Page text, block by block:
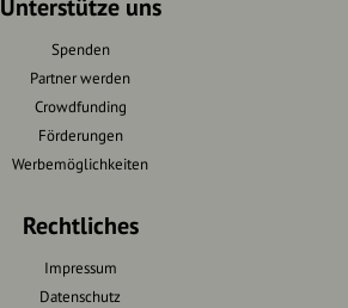
Unterstütze uns
Spenden
Partner werden
Crowdfunding
Förderungen
Werbemöglichkeiten
Rechtliches
Impressum
Datenschutz